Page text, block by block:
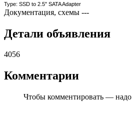
Type: SSD to 2.5" SATA Adapter
Документация, схемы ---
Детали объявления
4056
Комментарии
Чтобы комментировать — надо